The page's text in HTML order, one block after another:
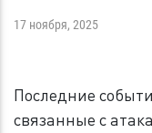
17 ноября, 2025
Последние
связанные с